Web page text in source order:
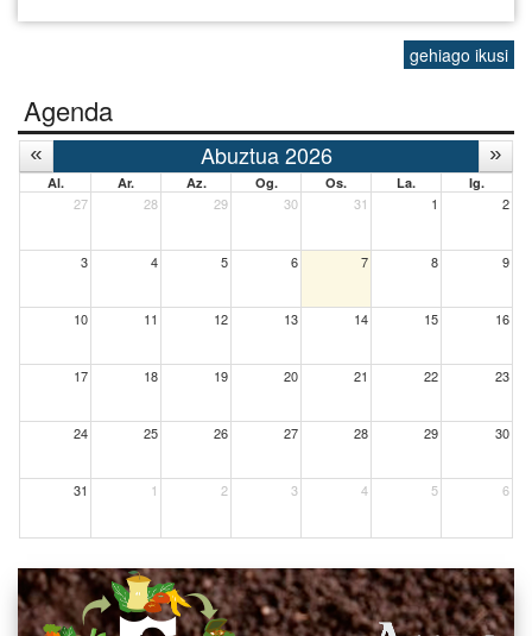
gehiago ikusi
Agenda
Abuztua 2026
Al. Ar. Az. Og. Os. La. Ig.
27 28 29 30 31 1 2
3 4 5 6 7 8 9
10 11 12 13 14 15 16
17 18 19 20 21 22 23
24 25 26 27 28 29 30
31 1 2 3 4 5 6